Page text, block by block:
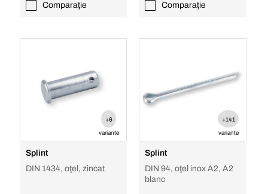
Comparaţie Comparaţie
+6
variante
Splint
DIN 1434, oţel, zincat
+141
variante
Splint
DIN 94, oţel inox A2, A2
blanc